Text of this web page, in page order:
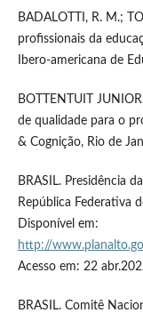
BADALOTTI, R. M.;
profissionais da
Ibero-americana de
BOTTENTUIT
de qualidade para o
& Cognição, Rio de
BRASIL. Presidência
República Federativa
Disponível em:
http://
Acesso em: 22
BRASIL. Comitê